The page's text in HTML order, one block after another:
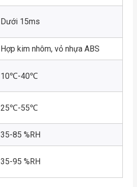
Dưới 15ms
Hợp kim nhôm, vỏ nhựa ABS
10℃-40℃
25℃-55℃
35-85 %RH
35-95 %RH